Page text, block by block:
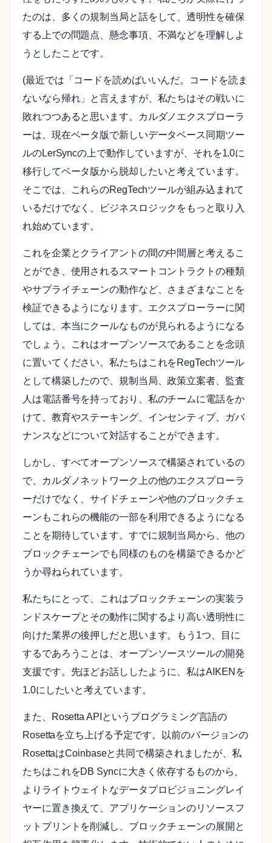
たのは、多くの規制当局と話をして、透明性を確保
する上での問題点、懸念事項、不満などを理解しよ
うとしたことです。
(最近では「コードを読めばいいんだ。コードを読ま
ないなら帰れ」と言えますが、私たちはその戦いに
敗れつつあると思います。カルダノエクスプローラ
ーは、現在ベータ版で新しいデータベース同期ツー
ルのLerSyncの上で動作していますが、それを1.0に
移行してベータ版から脱却したいと考えています。
そこでは、これらのRegTechツールが組み込まれて
いるだけでなく、ビジネスロジックをもっと取り入
れ始めています。
これを企業とクライアントの間の中間層と考えるこ
とができ、使用されるスマートコントラクトの種類
やサプライチェーンの動作など、さまざまなことを
検証できるようになります。エクスプローラーに関
しては、本当にクールなものが見られるようになる
でしょう。これはオープンソースであることを念頭
に置いてください。私たちはこれをRegTechツール
として構築したので、規制当局、政策立案者、監査
人は電話番号を持っており、私のチームに電話をか
けて、教育やステーキング、インセンティブ、ガバ
ナンスなどについて対話することができます。
しかし、すべてオープンソースで構築されているの
で、カルダノネットワーク上の他のエクスプローラ
ーだけでなく、サイドチェーンや他のブロックチェ
ーンもこれらの機能の一部を利用できるようになる
ことを期待しています。すでに規制当局から、他の
ブロックチェーンでも同様のものを構築できるかど
うか尋ねられています。
私たちにとって、これはブロックチェーンの実装ラ
ンドスケープとその動作に関するより高い透明性に
向けた業界の後押しだと思います。もう1つ、目に
するであろうことは、オープンソースツールの開発
支援です。先ほどお話ししたように、私はAIKENを
1.0にしたいと考えています。
また、Rosetta APIというプログラミング言語の
Rosettaを立ち上げる予定です。以前のバージョンの
RosettaはCoinbaseと共同で構築されましたが、私
たちはこれをDB Syncに大きく依存するものから、
よりライトウェイトなデータプロビジョニングレイ
ヤーに置き換えて、アプリケーションのリソースフ
ットプリントを削減し、ブロックチェーンの展開と